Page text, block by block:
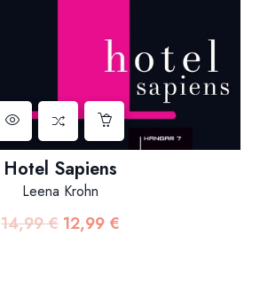
Hotel Sapiens
Leena Krohn
14,99€ Izvorna
12,99 €